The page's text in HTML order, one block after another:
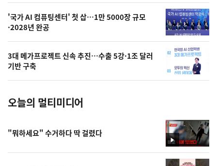
오
늘
의
사
진
'국가 AI 컴퓨팅센터' 첫 삽…1만 5000장 규모
·2028년 완공
3대 메가프로젝트 신속 추진…수출 5강·1조 달러
기반 구축
오늘의 멀티미디어
영
상
"뭐하세요" 수거하다 딱 걸렸다